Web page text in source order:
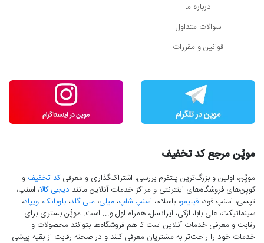
درباره ما
سوالات متداول
قوانین و مقررات
موپُن مرجع کد تخفیف
موپُن، اولین و بزرگ‌ترین پلتفرم بررسی، اشتراک‌گذاری و معرفیکد تخفیف و
کوپن‌های فروشگاه‌های اینترنتی و مراکز خدمات آنلاین مانند دیجی کالا، اسنپ،
تپسی، اسنپ فود، فیلیمو، باسلام، اسنپ شاپ، میلی، ملی گلد، بلوبانک، ویپاد،
سینماتیکت، علی بابا، ازکی، ایرانسل، همراه اول و... است. موپُن بستری برای
رقابت و معرفی خدمات آنلاین است تا هم فروشگاه‌ها بتوانند محصولات و
خدمات خود را راحت‌تر به مشتریان معرفی کنند و در صحنه رقابت از بقیه پیشی